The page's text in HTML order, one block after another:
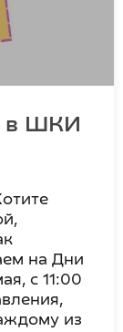
в ШКИ
на Дни
с 11:00
из